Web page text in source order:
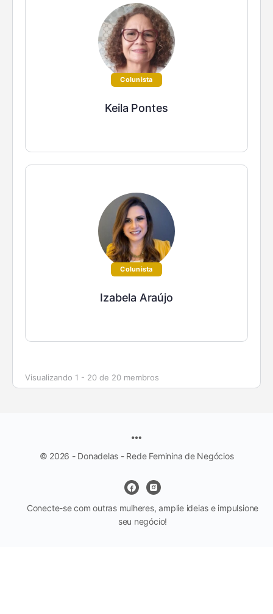
Colunista
Keila Pontes
Colunista
Izabela Araújo
Visualizando 1 - 20 de 20 membros
© 2026 - Donadelas - Rede Feminina de Negócios
Conecte-se com outras mulheres, amplie ideias e impulsione
seu negócio!